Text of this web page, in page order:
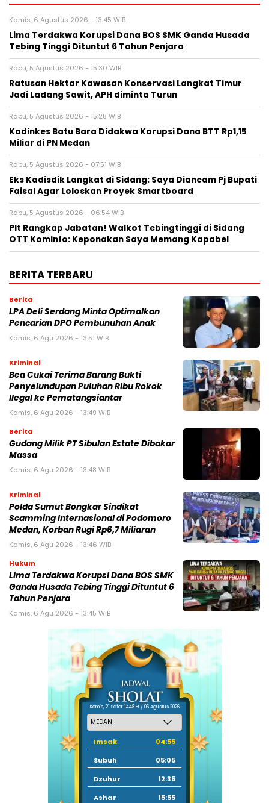
Kamis, 6 Agustus 2026 - 13:45 WIB
Lima Terdakwa Korupsi Dana BOS SMK Ganda Husada
Tebing Tinggi Dituntut 6 Tahun Penjara
Rabu, 5 Agustus 2026 - 15:30 WIB
Ratusan Hektar Kawasan Konservasi Langkat Timur
Jadi Ladang Sawit, APH diminta Turun
Rabu, 5 Agustus 2026 - 15:28 WIB
Kadinkes Batu Bara Didakwa Korupsi Dana BTT Rp1,15
Miliar di PN Medan
Rabu, 5 Agustus 2026 - 07:51 WIB
Eks Kadisdik Langkat di Sidang: Saya Diancam Pj Bupati
Faisal Agar Loloskan Proyek Smartboard
Rabu, 5 Agustus 2026 - 06:54 WIB
Plt Rangkap Jabatan! Walkot Tebingtinggi di Sidang
OTT Kominfo: Keponakan Saya Memang Kapabel
BERITA TERBARU
Berita
LPA Deli Serdang Minta Optimalkan
Pencarian DPO Pembunuhan Anak
Kamis, 6 Agu 2026 - 13:51 WIB
Kriminal
Bea Cukai Terima Barang Bukti
Penyelundupan Puluhan Ribu Rokok
Ilegal ke Pematangsiantar
Kamis, 6 Agu 2026 - 13:49 WIB
Berita
Gudang Milik PT Sibulan Estate Dibakar
Massa
Kamis, 6 Agu 2026 - 13:48 WIB
Kriminal
Polda Sumut Bongkar Sindikat
Scamming Internasional di Podomoro
Medan, Korban Rugi Rp6,7 Miliaran
Kamis, 6 Agu 2026 - 13:46 WIB
Hukum
Lima Terdakwa Korupsi Dana BOS SMK
Ganda Husada Tebing Tinggi Dituntut 6
Tahun Penjara
Kamis, 6 Agu 2026 - 13:45 WIB
Kamis, 21 Safar 1448 H / 06 Agustus 2026
Imsak
04:55
Subuh
05:05
Dzuhur
12:35
Ashar
15:55